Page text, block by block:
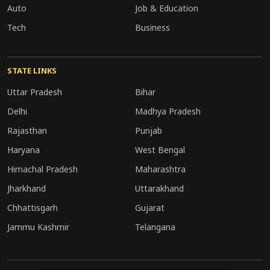
हुई है।
डिजिटल इंफ्रास्ट्रक्चर और यूटिलिटी कॉरिडोर की
खासियत
गंगा एक्सप्रेसवे की सबसे बड़ी विशेषता इसका 2 मीटर चौड़ा
यूटिलिटी कॉरिडोर है। इस कॉरिडोर के भीतर ऑप्टिकल
फाइबर, बिजली की लाइनें और गैस पाइपलाइन बिछाई जा
Auto
Tech
Job & Education
Business
STATE LINKS
Uttar Pradesh
Bihar
Delhi
Madhya Pradesh
Rajasthan
Punjab
Haryana
West Bengal
Himachal Pradesh
Maharashtra
Jharkhand
Uttarakhand
Chhattisgarh
Gujarat
Jammu Kashmir
Telangana